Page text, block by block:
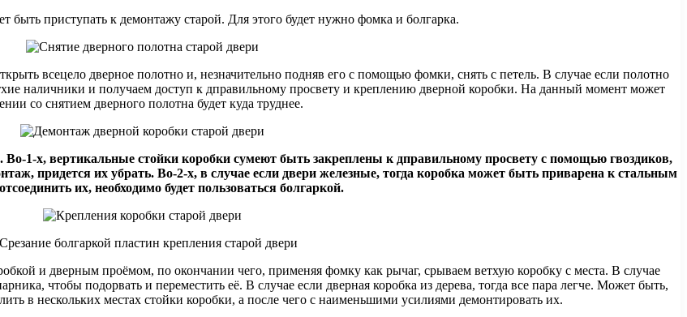
приступать к демонтажу старой. Для этого будет нужно фомка и болгарка.
всецело дверное полотно и, незначительно подняв его с помощью фомки, снять с петель. В случае если полотно
наличники и получаем доступ к дправильному просвету и креплению дверной коробки. На данный момент может
со снятием дверного полотна будет куда труднее.
1-х, вертикальные стойки коробки сумеют быть закреплены к дправильному просвету с помощью гвоздиков,
придется их убрать. Во-2-х, в случае если двери железные, тогда коробка может быть приварена к стальным
их, необходимо будет пользоваться болгаркой.
и дверным проёмом, по окончании чего, применяя фомку как рычаг, срываем ветхую коробку с места. В случае
чтобы подорвать и переместить её. В случае если дверная коробка из дерева, тогда все пара легче. Может быть,
в нескольких местах стойки коробки, а после чего с наименьшими усилиями демонтировать их.